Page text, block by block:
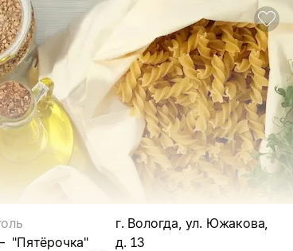
"Пятёрочка"
г. Вологда, ул. Южакова,
д. 13